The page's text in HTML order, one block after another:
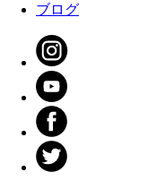
ブログ